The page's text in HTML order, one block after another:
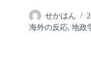
せかはん
海外の反応, 地政